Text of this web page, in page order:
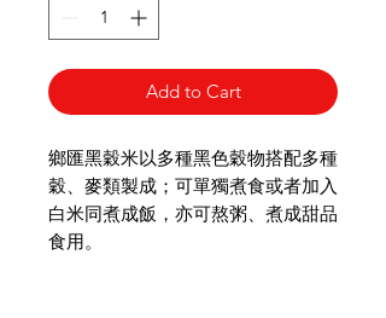
Add to Cart
鄉匯黑穀米以多種黑色穀物搭配多種
穀、麥類製成；可單獨煮食或者加入
白米同煮成飯，亦可熬粥、煮成甜品
食用。